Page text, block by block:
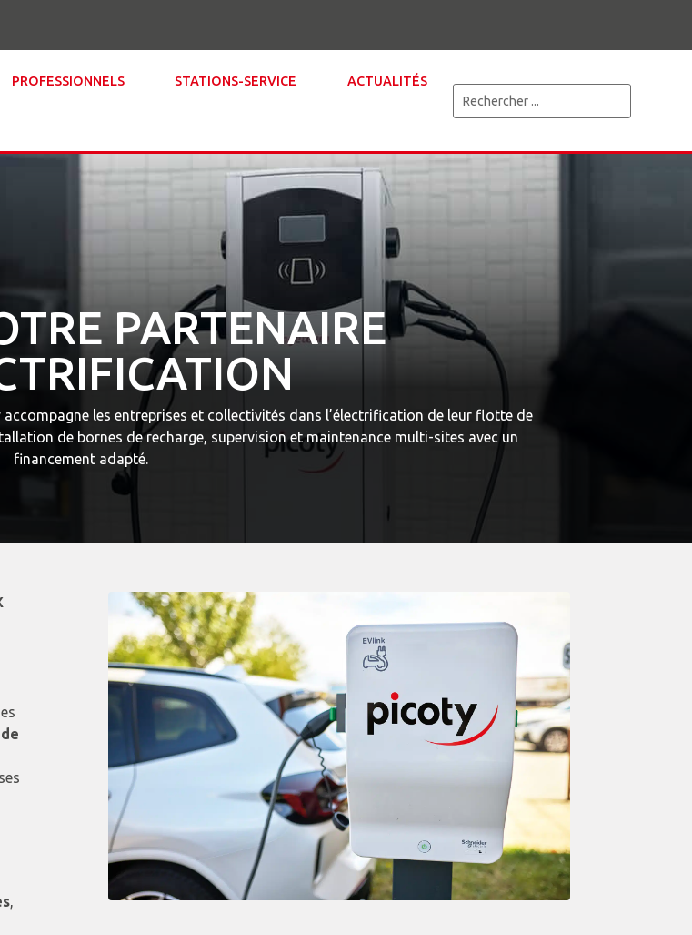
PROFESSIONNELS STATIONS-SERVICE ACTUALITÉS
PARTENAIRE
accompagne les entreprises et collectivités dans l’électrification de leur flotte de
de bornes de recharge, supervision et maintenance multi-sites avec un
financement adapté.
,